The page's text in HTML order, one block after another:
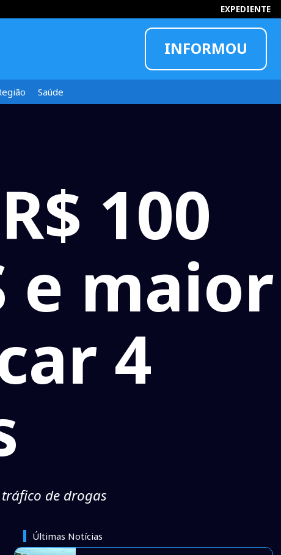
EXPEDIENTE
INFORMOU
Saúde
100
e maior
4
de drogas
Últimas Notícias